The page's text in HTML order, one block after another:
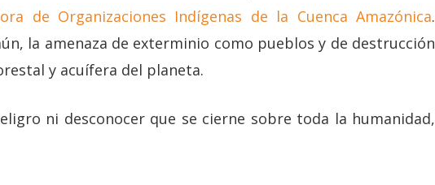
de Organizaciones Indígenas de la Cuenca Amazónica.
la amenaza de exterminio como pueblos y de destrucción
y acuífera del planeta.
ni desconocer que se cierne sobre toda la humanidad,